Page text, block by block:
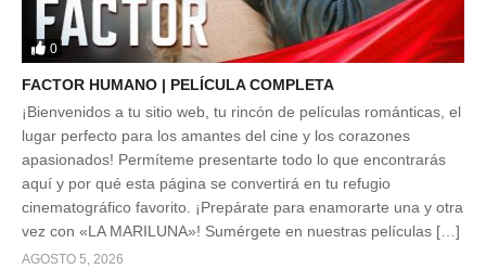
0
FACTOR HUMANO | PELÍCULA COMPLETA
¡Bienvenidos a tu sitio web, tu rincón de películas románticas, el
lugar perfecto para los amantes del cine y los corazones
apasionados! Permíteme presentarte todo lo que encontrarás
aquí y por qué esta página se convertirá en tu refugio
cinematográfico favorito. ¡Prepárate para enamorarte una y otra
vez con «LA MARILUNA»! Sumérgete en nuestras películas […]
AGOSTO 5, 2026